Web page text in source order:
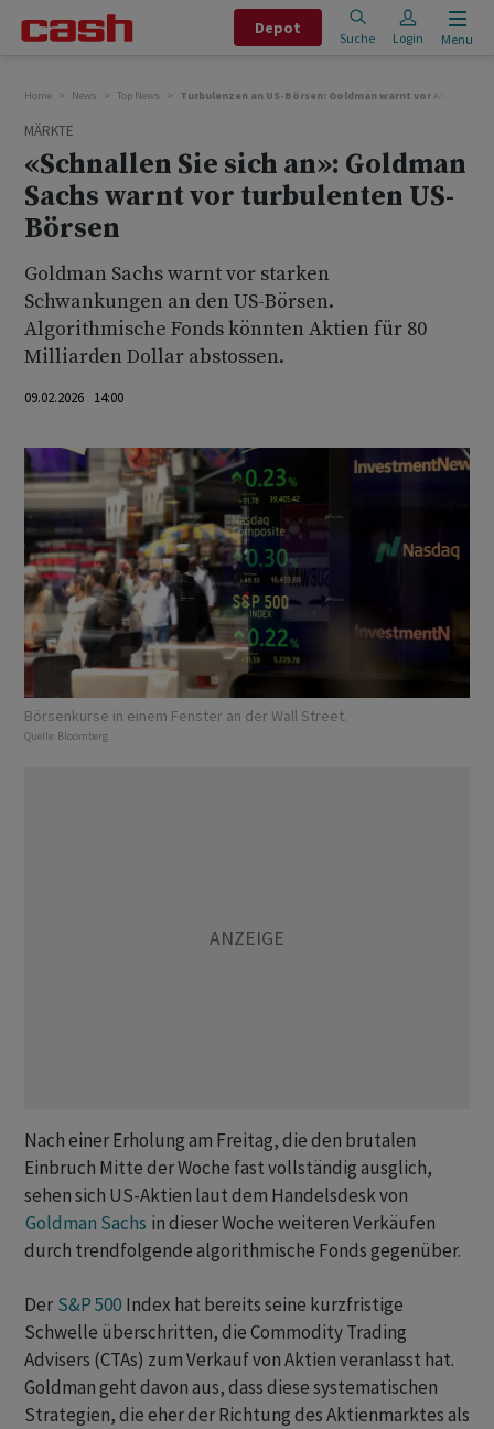
Depot
Suche Login Menu
Home News Top News Turbulenzen an US-Börsen: Goldman warnt vor
MÄRKTE
«Schnallen Sie sich an»: Goldman
Sachs warnt vor turbulenten US-
Börsen
Goldman Sachs warnt vor starken
Schwankungen an den US-Börsen.
Algorithmische Fonds könnten Aktien für 80
Milliarden Dollar abstossen.
09.02.2026 14:00
Börsenkurse in einem Fenster an der Wall Street.
Quelle: Bloomberg
Nach einer Erholung am Freitag, die den brutalen
Einbruch Mitte der Woche fast vollständig ausglich,
sehen sich US-Aktien laut dem Handelsdesk von
Goldman Sachs in dieser Woche weiteren Verkäufen
durch trendfolgende algorithmische Fonds gegenüber.
Der S&P 500 Index hat bereits seine kurzfristige
Schwelle überschritten, die Commodity Trading
Advisers (CTAs) zum Verkauf von Aktien veranlasst hat.
Goldman geht davon aus, dass diese systematischen
Strategien, die eher der Richtung des Aktienmarktes als